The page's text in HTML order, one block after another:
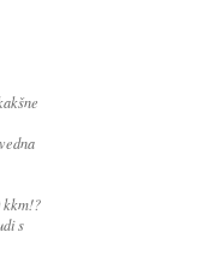
kkm!?
s